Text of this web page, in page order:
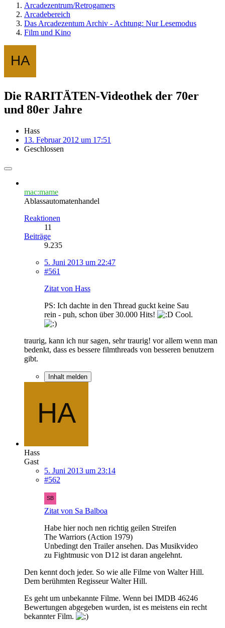
Arcadezentrum/Retrogamers
Arcadebereich
Das Arcadezentum Archiv - Achtung: Nur Lesemodus
Film und Kino
Die RARITÄTEN-Videothek der 70er
und 80er Jahre
Hass
13. Februar 2012 um 17:51
Geschlossen
mac:mame
Ablassautomatenhandel
Reaktionen
11
Beiträge
9.235
5. Juni 2013 um 22:47
#561
Zitat von Hass
PS: Ich dachte in den Thread guckt keine Sau
rein - puh, schon über 30.000 Hits!
Cool.
traurig, kann ich nur sagen, sehr traurig! vor allem wenn man
bedenkt, dass es bessere filmthreads von besseren benutzern
gibt.
Inhalt melden
Hass
Gast
5. Juni 2013 um 23:14
#562
Zitat von Sa Balboa
Habe hier noch nen richtig geilen Streifen
The Warriors (Action 1979)
Unbedingt den Trailer ansehen. Das Musikvideo
zu Fightmusic von D12 ist daran angelehnt.
Den kennt doch jeder. So wie alle Filme von Walter Hill.
Dem berühmten Regisseur Walter Hill.
Es geht um unbekannte Filme. Wenn bei IMDB 46246
Bewertungen abgegeben wurden, ist es meistens ein recht
bekannter Film.